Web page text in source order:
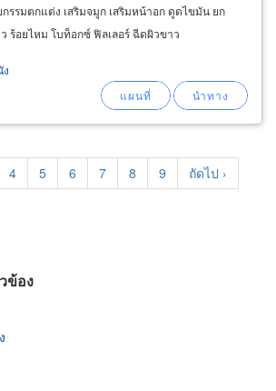
รรมตกแต่ง เสริมจมูก เสริมหน้าอก ดูดไขมัน ยก
ร้อยไหม โบท็อกซ์ ฟิลเลอร์ ฉีดผิวขาว
Page
4 Page
5 Page
6 Page
7 Page
8 Page
9
Next
page
ถัดไป ›
ข้อง